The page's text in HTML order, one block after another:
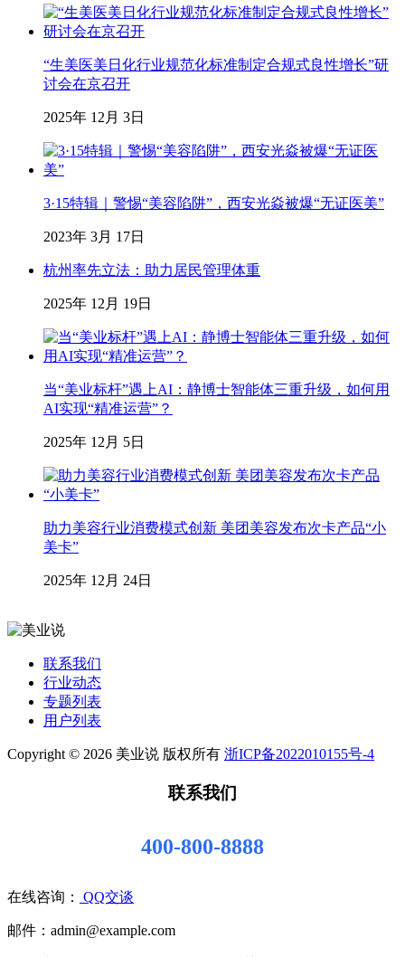
“生美医美日化行业规范化标准制定合规式良性增长”研
讨会在京召开
2025年 12月 3日
3·15特辑｜警惕“美容陷阱”，西安光焱被爆“无证医美”
2023年 3月 17日
杭州率先立法：助力居民管理体重
2025年 12月 19日
当“美业标杆”遇上AI：静博士智能体三重升级，如何用
AI实现“精准运营”？
2025年 12月 5日
助力美容行业消费模式创新 美团美容发布次卡产品“小
美卡”
2025年 12月 24日
联系我们
行业动态
专题列表
用户列表
Copyright © 2026 美业说 版权所有 浙ICP备2022010155号-4
联系我们
400-800-8888
在线咨询： QQ交谈
邮件：admin@example.com